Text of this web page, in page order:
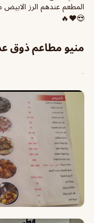
المطعم عندهم الرز
😍❤️🔥
منيو مطاعم ذوق